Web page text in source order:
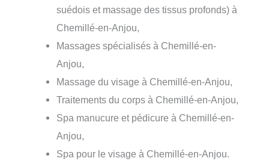
suédois et massage des tissus profonds) à
Chemillé-en-Anjou,
Massages spécialisés à Chemillé-en-
Anjou,
Massage du visage à Chemillé-en-Anjou,
Traitements du corps à Chemillé-en-Anjou,
Spa manucure et pédicure à Chemillé-en-
Anjou,
Spa pour le visage à Chemillé-en-Anjou.